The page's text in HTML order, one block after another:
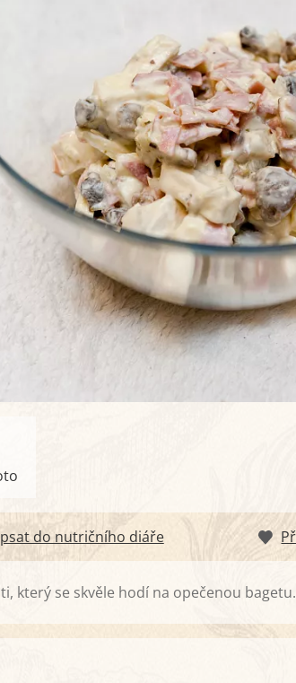
do nutričního diáře
který se skvěle hodí na opečenou